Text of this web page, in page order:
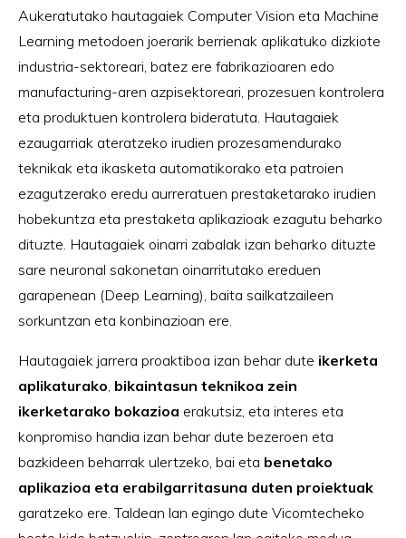
Aukeratutako hautagaiek Computer Vision eta Machine
Learning metodoen joerarik berrienak aplikatuko dizkiote
industria-sektoreari, batez ere fabrikazioaren edo
manufacturing-aren azpisektoreari, prozesuen kontrolera
eta produktuen kontrolera bideratuta. Hautagaiek
ezaugarriak ateratzeko irudien prozesamendurako
teknikak eta ikasketa automatikorako eta patroien
ezagutzerako eredu aurreratuen prestaketarako irudien
hobekuntza eta prestaketa aplikazioak ezagutu beharko
dituzte. Hautagaiek oinarri zabalak izan beharko dituzte
sare neuronal sakonetan oinarritutako ereduen
garapenean (Deep Learning), baita sailkatzaileen
sorkuntzan eta konbinazioan ere.
Hautagaiek jarrera proaktiboa izan behar dute ikerketa
aplikaturako bikaintasun teknikoa zein
ikerketarako bokazioa erakutsiz, eta interes eta
konpromiso handia izan behar dute bezeroen eta
bazkideen beharrak ulertzeko, bai eta benetako
aplikazioa eta erabilgarritasuna duten proiektuak
garatzeko ere. Taldean lan egingo dute Vicomtecheko